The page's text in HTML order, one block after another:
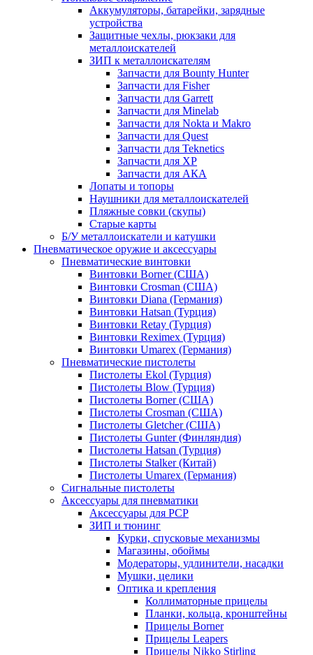
Аккумуляторы, батарейки, зарядные
устройства
Защитные чехлы, рюкзаки для
металлоискателей
ЗИП к металлоискателям
Запчасти для Bounty Hunter
Запчасти для Fisher
Запчасти для Garrett
Запчасти для Minelab
Запчасти для Nokta и Makro
Запчасти для Quest
Запчасти для Teknetics
Запчасти для XP
Запчасти для АКА
Лопаты и топоры
Наушники для металлоискателей
Пляжные совки (скупы)
Старые карты
Б/У металлоискатели и катушки
Пневматическое оружие и аксессуары
Пневматические винтовки
Винтовки Borner (США)
Винтовки Crosman (США)
Винтовки Diana (Германия)
Винтовки Hatsan (Турция)
Винтовки Retay (Турция)
Винтовки Reximex (Турция)
Винтовки Umarex (Германия)
Пневматические пистолеты
Пистолеты Ekol (Турция)
Пистолеты Blow (Турция)
Пистолеты Borner (США)
Пистолеты Crosman (США)
Пистолеты Gletcher (США)
Пистолеты Gunter (Финляндия)
Пистолеты Hatsan (Турция)
Пистолеты Stalker (Китай)
Пистолеты Umarex (Германия)
Сигнальные пистолеты
Аксессуары для пневматики
Аксессуары для PCP
ЗИП и тюнинг
Курки, спусковые механизмы
Магазины, обоймы
Модераторы, удлинители, насадки
Мушки, целики
Оптика и крепления
Коллиматорные прицелы
Планки, кольца, кронштейны
Прицелы Borner
Прицелы Leapers
Прицелы Nikko Stirling